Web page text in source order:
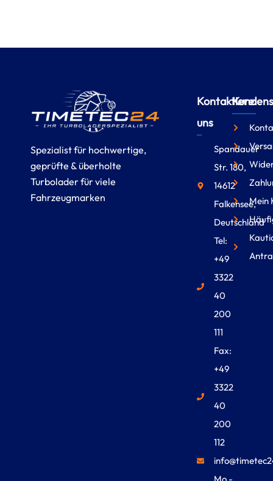
Spezialist für hochwertige,
geprüfte & überholte
Turbolader für viele
Fahrzeugmarken
Kontaktiere
uns
Spandauer
Str. 180,
14612
Falkensee,
Deutschland
Tel:
+49
3322
40
200
111
Fax:
+49
3322
40
200
112
Mein